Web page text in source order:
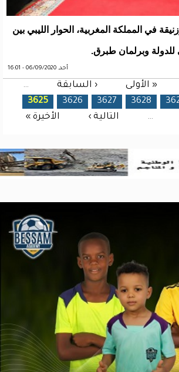
في المملكة المغربية، الحوار الليبي بين
وبرلمان طبرق.
أحد, 06/09/2020 - 16:01
« الأولى ‹ السابقة …
3625 3626 3627 3628
…
التالية › الأخيرة »